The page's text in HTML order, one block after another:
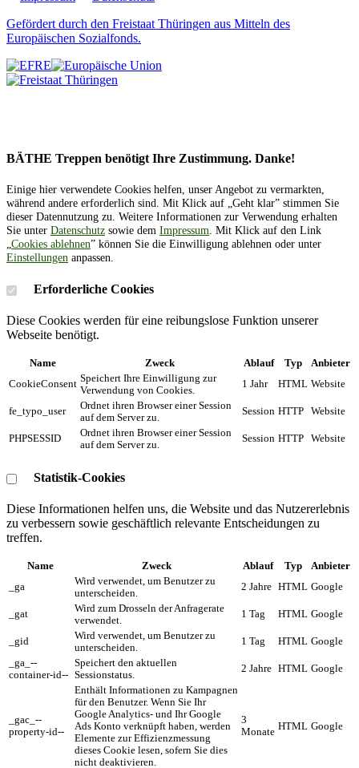
Gefördert durch den Freistaat Thüringen aus Mitteln des
Europäischen Sozialfonds.
BÄTHE Treppen benötigt Ihre Zustimmung. Danke!
Einige hier verwendete Cookies helfen, unser Angebot zu vermarkten,
während andere erforderlich sind. Mit Klick auf „Geht klar” stimmen Sie
dieser Datennutzung zu. Weitere Informationen zur Verwendung erhalten
Sie unter Datenschutz sowie dem Impressum. Mit Klick auf den Link
„Cookies ablehnen” können Sie die Einwilligung ablehnen oder unter
Einstellungen anpassen.
Erforderliche Cookies
Diese Cookies werden für eine reibungslose Funktion unserer
Webseite benötigt.
Name Zweck Ablauf Typ
Anbieter
CookieConsent Speichert Ihre Einwilligung zur
Verwendung von Cookies.
1 Jahr HTML Website
fe_typo_user
Ordnet ihren Browser einer Session
auf dem Server zu.
Session HTTP Website
PHPSESSID
Ordnet ihren Browser einer Session
auf dem Server zu.
Session HTTP Website
Statistik-Cookies
Diese Informationen helfen uns, die Website und das Nutzererlebnis
zu verbessern sowie geschäftlich relevante Entscheidungen zu
treffen.
Name Zweck Ablauf Typ
Anbieter
_ga
Wird verwendet, um Benutzer zu
unterscheiden.
2 Jahre HTML Google
_gat
Wird zum Drosseln der Anfragerate
verwendet.
1 Tag HTML Google
_gid
Wird verwendet, um Benutzer zu
unterscheiden.
1 Tag HTML Google
_ga_--
container-id--
Speichert den aktuellen
Sessionstatus.
2 Jahre HTML Google
_gac_--
property-id--
Enthält Informationen zu Kampagnen
für den Benutzer. Wenn Sie Ihr
Google Analytics- und Ihr Google
Ads Konto verknüpft haben, werden
Elemente zur Effizienzmessung
dieses Cookie lesen, sofern Sie dies
nicht deaktivieren.
3
Monate HTML Google